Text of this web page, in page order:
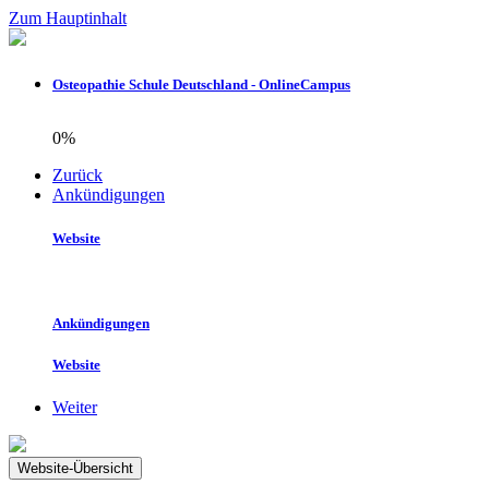
Zum Hauptinhalt
Osteopathie Schule Deutschland - OnlineCampus
0%
Zurück
Ankündigungen
Website
Ankündigungen
Website
Weiter
Website-Übersicht